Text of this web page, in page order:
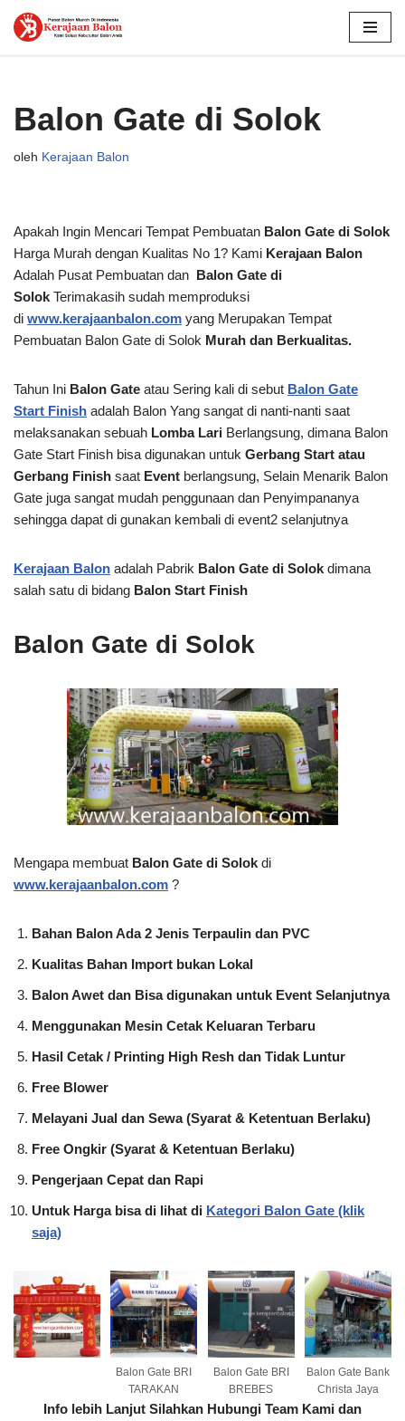
Balon Gate di Solok
oleh Kerajaan Balon
Apakah Ingin Mencari Tempat Pembuatan Balon Gate di Solok
Harga Murah dengan Kualitas No 1? Kami Kerajaan Balon
Adalah Pusat Pembuatan dan Balon Gate di
Solok Terimakasih sudah memproduksi
di www.kerajaanbalon.com yang Merupakan Tempat
Pembuatan Balon Gate di Solok Murah dan Berkualitas.
Tahun Ini Balon Gate atau Sering kali di sebut Balon Gate
Start Finish adalah Balon Yang sangat di nanti-nanti saat
melaksanakan sebuah Lomba Lari Berlangsung, dimana Balon
Gate Start Finish bisa digunakan untuk Gerbang Start atau
Gerbang Finish saat Event berlangsung, Selain Menarik Balon
Gate juga sangat mudah penggunaan dan Penyimpananya
sehingga dapat di gunakan kembali di event2 selanjutnya
Kerajaan Balon adalah Pabrik Balon Gate di Solok dimana
salah satu di bidang Balon Start Finish
Balon Gate di Solok
Mengapa membuat Balon Gate di Solok di
www.kerajaanbalon.com ?
Bahan Balon Ada 2 Jenis Terpaulin dan PVC
Kualitas Bahan Import bukan Lokal
Balon Awet dan Bisa digunakan untuk Event Selanjutnya
Menggunakan Mesin Cetak Keluaran Terbaru
Hasil Cetak / Printing High Resh dan Tidak Luntur
Free Blower
Melayani Jual dan Sewa (Syarat & Ketentuan Berlaku)
Free Ongkir (Syarat & Ketentuan Berlaku)
Pengerjaan Cepat dan Rapi
Untuk Harga bisa di lihat di Kategori Balon Gate (klik
saja)
Balon Gate BRI
TARAKAN
Balon Gate BRI
BREBES
Balon Gate Bank
Christa Jaya
Info lebih Lanjut Silahkan Hubungi Team Kami dan